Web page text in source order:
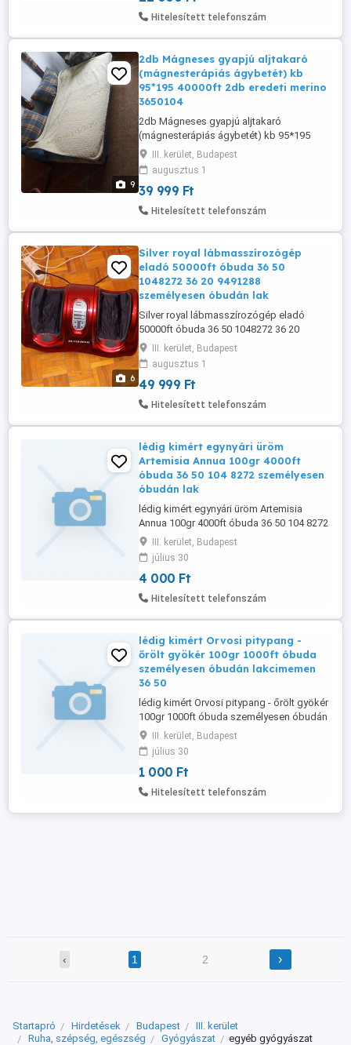
8272 36 20 949 1288 Az emberi súly,
csonttömeg és ajánlott ...
Hitelesített telefonszám
9
2db Mágneses gyapjú aljtakaró
(mágnesterápiás ágybetét) kb
95*195 40000ft 2db eredeti merino
3650104
2db Mágneses gyapjú aljtakaró
(mágnesterápiás ágybetét) kb 95*195
40000ft 2db eredeti merino 36501048272
36209491288 posta kizárolag előre
fizetés után mpl postán maradó +8000ft
Természetes fájdalomcsillapító,
immunrendszer erősítő és közérzetjavító
éjszakáit pihentetővé, ...
III. kerület, Budapest
augusztus 1
39 999 Ft
Hitelesített telefonszám
6
Silver royal lábmasszírozógép
eladó 50000ft óbuda 36 50
1048272 36 20 9491288
személyesen óbudán lak
Silver royal lábmasszírozógép eladó
50000ft óbuda 36 50 1048272 36 20
9491288 személyesen óbudán
lakcimemen posta kizárolag előre fizetés
után mpl postán maradó vagy posta
pontra +6000ft Üzemképes Silver Royal
lábmasszírozógép eladó shiatsu reflex
Átható élményt és ...
III. kerület, Budapest
augusztus 1
49 999 Ft
Hitelesített telefonszám
lédig kimért egynyári üröm
Artemisia Annua 100gr 4000ft
óbuda 36 50 104 8272 személyesen
óbudán lak
lédig kimért egynyári üröm Artemisia
Annua 100gr 4000ft óbuda 36 50 104 8272
személyesen óbudán lakcimemen
Megkönnyíti az emésztést azáltal, hogy
serkenti a gyomornedvek kiválasztását.
Gyulladáscsökkentő hatású. Görcsoldó
tulajdonságokkal rendelkezik. Támogatja
Vízhajtó ...
III. kerület, Budapest
július 30
4 000 Ft
Hitelesített telefonszám
lédig kimért Orvosi pitypang -
őrölt gyökér 100gr 1000ft óbuda
személyesen óbudán lakcimemen
36 50
lédig kimért Orvosi pitypang - őrölt gyökér
100gr 1000ft óbuda személyesen óbudán
lakcimemen 36 50 104 8272 A
gyermekláncfű gyökere számos értékes
anyagban gazdag, például inulinban,
poliszacharidokban, karotinoidokban,
flavonoidokban és fitoszterolokban.
köszönhetően a ...
III. kerület, Budapest
július 30
1 000 Ft
Hitelesített telefonszám
‹ 1 2 ›
Startapró Hirdetések Budapest
III. kerület
Ruha, szépség, egészség
Gyógyászat egyéb gyógyászat